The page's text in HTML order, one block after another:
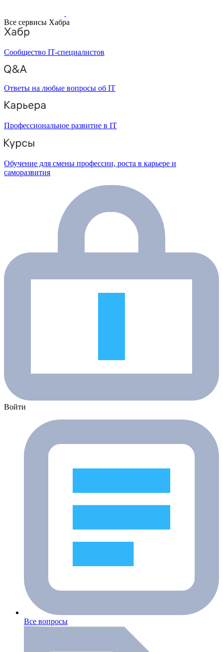
Все сервисы Хабра
Сообщество IT-специалистов
Ответы на любые вопросы об IT
Профессиональное развитие в IT
Обучение для смены профессии, роста в карьере и
саморазвития
Войти
Все вопросы